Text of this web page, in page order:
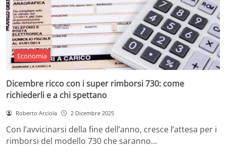
Economia
Dicembre ricco con i super rimborsi 730: come
richiederli e a chi spettano
Roberto Arciola 2 Dicembre 2025
Con l’avvicinarsi della fine dell’anno, cresce l’attesa per i
rimborsi del modello 730 che saranno…